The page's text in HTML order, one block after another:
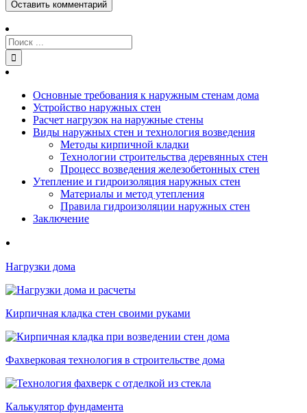
Результат
поиска:
Основные требования к наружным стенам дома
Устройство наружных стен
Расчет нагрузок на наружные стены
Виды наружных стен и технология возведения
Методы кирпичной кладки
Технологии строительства деревянных стен
Процесс возведения железобетонных стен
Утепление и гидроизоляция наружных стен
Материалы и метод утепления
Правила гидроизоляции наружных стен
Заключение
Нагрузки дома
Кирпичная кладка стен своими руками
Фахверковая технология в строительстве дома
Калькулятор фундамента